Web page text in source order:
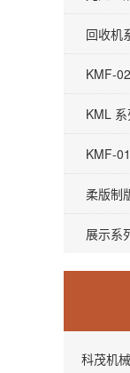
回收机
KMF-
KML
KMF-
柔版制
展示系
科茂机